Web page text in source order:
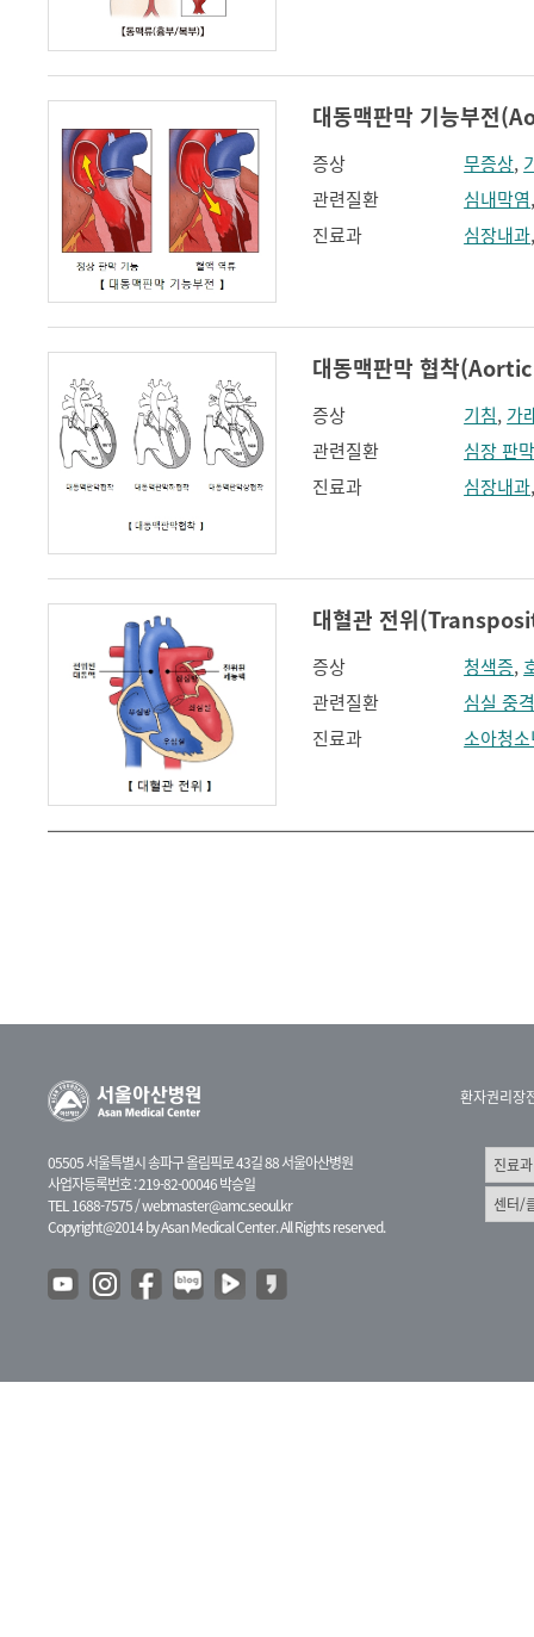
대동맥판막 기능부전
증상 무증상,
관련질환
심내막염
진료과
심장내과
대동맥판막 협착
증상 기침, 가
관련질환
심장 판
진료과
심장내과
대혈관 전위
증상 청색증,
관련질환
심실 중
진료과
소아청
05505 서울특별시 송파구 올림픽로 43길 88 서울아산병원
사업자등록번호 : 219-82-00046 박승일
TEL 1688-7575 /webmaster@amc.seoul.kr
Copyright@2014 by Asan Medical Center. All Rights reserved.
환자권리장